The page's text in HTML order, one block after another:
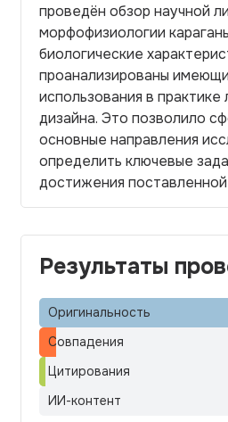
проведён обзор научной
морфофизиологии
биологические
проанализированы
использования в
дизайна. Это позволило
основные направления
определить ключевые
достижения
Результаты
Оригинальность
Совпадения
Цитирования
ИИ-контент